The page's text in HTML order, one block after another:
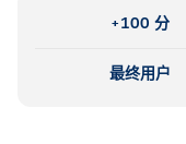
+100 分
最终用户